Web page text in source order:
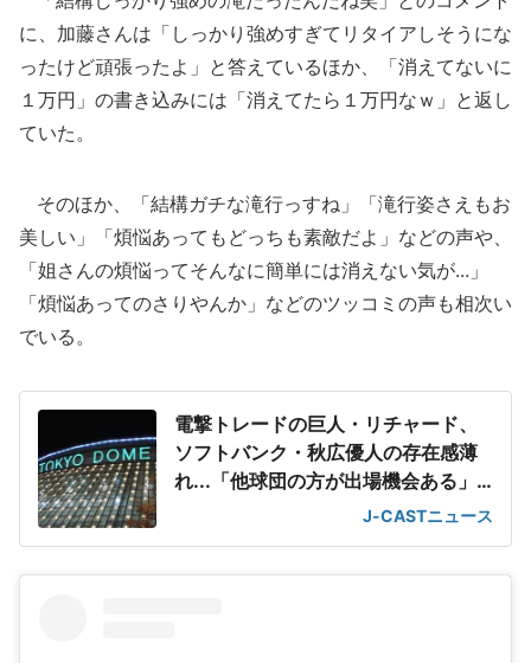
に、加藤さんは「しっかり強めすぎてリタイアしそうにな
ったけど頑張ったよ」と答えているほか、「消えてないに
１万円」の書き込みには「消えてたら１万円なｗ」と返し
ていた。
そのほか、「結構ガチな滝行っすね」「滝行姿さえもお
美しい」「煩悩あってもどっちも素敵だよ」などの声や、
「姐さんの煩悩ってそんなに簡単には消えない気が...」
「煩悩あってのさりやんか」などのツッコミの声も相次い
でいる。
電撃トレードの巨人・リチャード、
ソフトバンク・秋広優人の存在感薄
れ...「他球団の方が出場機会ある」
J-CASTニュース